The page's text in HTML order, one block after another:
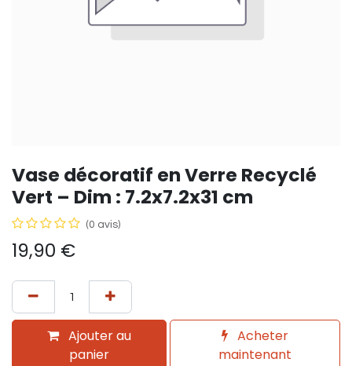
Vase décoratif en Verre Recyclé
Vert – Dim : 7.2x7.2x31 cm
(0 avis)
19,90 €
Ajouter au
panier
Acheter
maintenant